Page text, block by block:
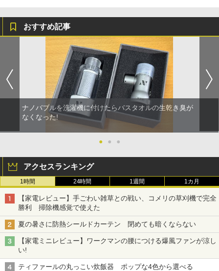
おすすめ記事
ナノバブルを洗濯機に付けたらバスタオルの生乾き臭が
なくなった!
● ● ●
アクセスランキング
1時間 24時間 1週間 1カ月
【家電レビュー】手ごわい雑草との戦い、コメリの草刈機で完全
勝利 掃除機感覚で使えた
夏の暑さに防熱シールドカーテン 閉めても暗くならない
【家電ミニレビュー】ワークマンの腰につける爆風ファンが涼し
い!
ティファールの丸っこい炊飯器 ポップな4色から選べる